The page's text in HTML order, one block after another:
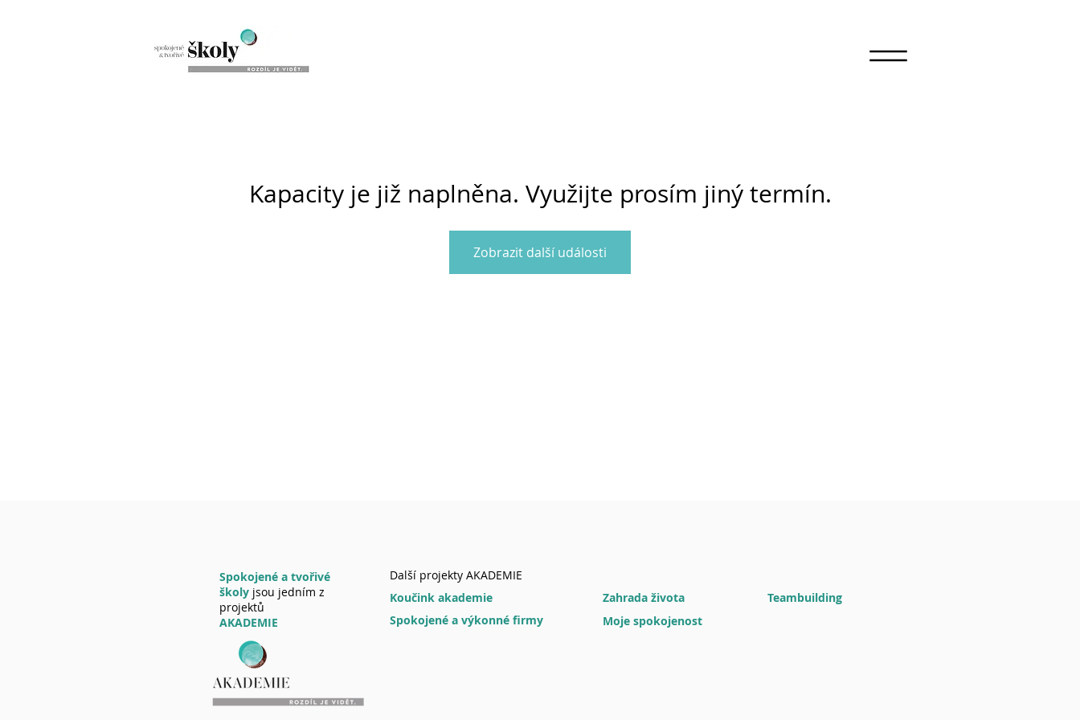
Kapacity je již naplněna. Využijte prosím jiný termín.
Zobrazit další události
Spokojené a tvořivé
školy jsou jedním z
projektů
AKADEMIE
Další projekty AKADEMIE
Koučink akademie
Spokojené a výkonné firmy
Zahrada života
Moje spokojenost
Teambuilding